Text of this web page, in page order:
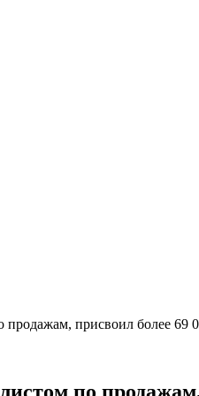
продажам, присвоил более 69